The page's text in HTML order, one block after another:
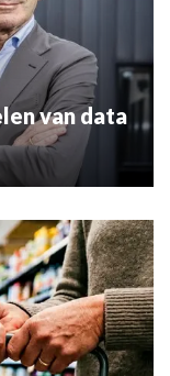
van data